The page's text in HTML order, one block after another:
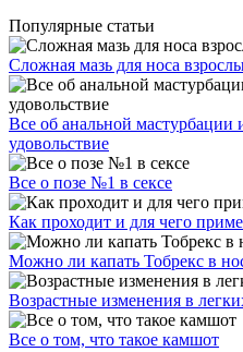
Популярные статьи
Сложная мазь для носа
Все об анальной мастурбации
удовольствие
Все о позе №1 в сексе
Как проходит и для чего
Можно ли капать Тобрекс в
Возрастные изменения в
Все о том, что такое камшот